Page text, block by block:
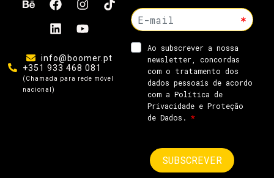
info@boomer.pt
+351 933 468 081
(Chamada para rede móvel
nacional)